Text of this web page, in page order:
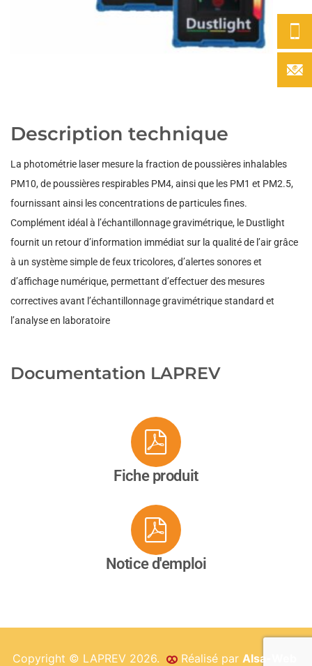
Description technique
La photométrie laser mesure la fraction de poussières inhalables
PM10, de poussières respirables PM4, ainsi que les PM1 et PM2.5,
fournissant ainsi les concentrations de particules fines.
Complément idéal à l’échantillonnage gravimétrique, le Dustlight
fournit un retour d’information immédiat sur la qualité de l’air grâce
à un système simple de feux tricolores, d’alertes sonores et
d’affichage numérique, permettant d’effectuer des mesures
correctives avant l’échantillonnage gravimétrique standard et
l’analyse en laboratoire
Documentation LAPREV
Fiche produit
Notice d'emploi
Copyright © LAPREV 2026. Réalisé par Alsa-Web